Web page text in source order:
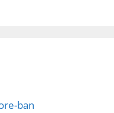
ban